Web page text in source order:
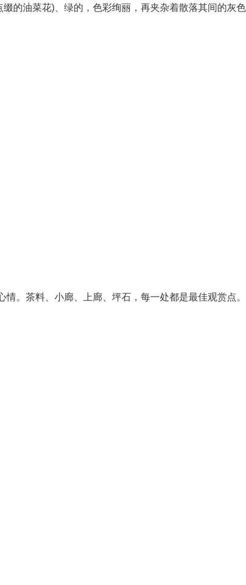
的油菜花)、绿的，色彩绚丽，再夹杂着散落其间的灰
。茶料、小廊、上廊、坪石，每一处都是最佳观赏点